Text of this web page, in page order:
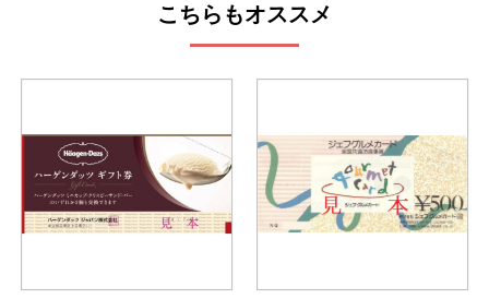
こちらもオススメ